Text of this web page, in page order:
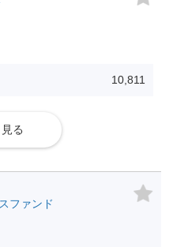
10,811
る
ファンド